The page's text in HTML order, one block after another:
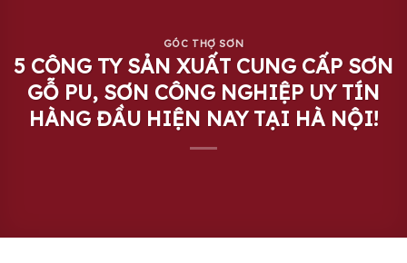
GÓC THỢ SƠN
5 CÔNG TY SẢN XUẤT CUNG CẤP SƠN
GỖ PU, SƠN CÔNG NGHIỆP UY TÍN
HÀNG ĐẦU HIỆN NAY TẠI HÀ NỘI!